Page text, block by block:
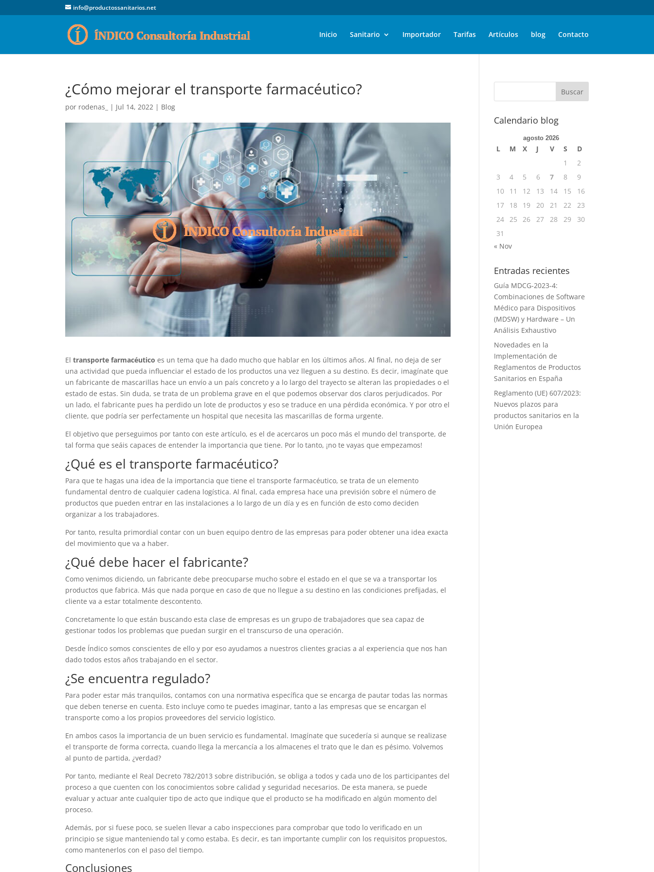
info@productossanitarios.net
Inicio Sanitario Importador Tarifas Artículos blog Contacto
¿Cómo mejorar el transporte farmacéutico?
por rodenas_ | Jul 14, 2022 | Blog
El transporte farmacéutico es un tema que ha dado mucho que hablar en los últimos años. Al final, no deja de ser
una actividad que pueda influenciar el estado de los productos una vez lleguen a su destino. Es decir, imagínate que
un fabricante de mascarillas hace un envío a un país concreto y a lo largo del trayecto se alteran las propiedades o el
estado de estas. Sin duda, se trata de un problema grave en el que podemos observar dos claros perjudicados. Por
un lado, el fabricante pues ha perdido un lote de productos y eso se traduce en una pérdida económica. Y por otro el
cliente, que podría ser perfectamente un hospital que necesita las mascarillas de forma urgente.
El objetivo que perseguimos por tanto con este artículo, es el de acercaros un poco más el mundo del transporte, de
tal forma que seáis capaces de entender la importancia que tiene. Por lo tanto, ¡no te vayas que empezamos!
¿Qué es el transporte farmacéutico?
Para que te hagas una idea de la importancia que tiene el transporte farmacéutico, se trata de un elemento
fundamental dentro de cualquier cadena logística. Al final, cada empresa hace una previsión sobre el número de
productos que pueden entrar en las instalaciones a lo largo de un día y es en función de esto como deciden
organizar a los trabajadores.
Por tanto, resulta primordial contar con un buen equipo dentro de las empresas para poder obtener una idea exacta
del movimiento que va a haber.
¿Qué debe hacer el fabricante?
Como venimos diciendo, un fabricante debe preocuparse mucho sobre el estado en el que se va a transportar los
productos que fabrica. Más que nada porque en caso de que no llegue a su destino en las condiciones prefijadas, el
cliente va a estar totalmente descontento.
Concretamente lo que están buscando esta clase de empresas es un grupo de trabajadores que sea capaz de
gestionar todos los problemas que puedan surgir en el transcurso de una operación.
Desde Índico somos conscientes de ello y por eso ayudamos a nuestros clientes gracias a al experiencia que nos han
dado todos estos años trabajando en el sector.
¿Se encuentra regulado?
Para poder estar más tranquilos, contamos con una normativa específica que se encarga de pautar todas las normas
que deben tenerse en cuenta. Esto incluye como te puedes imaginar, tanto a las empresas que se encargan el
transporte como a los propios proveedores del servicio logístico.
En ambos casos la importancia de un buen servicio es fundamental. Imagínate que sucedería si aunque se realizase
el transporte de forma correcta, cuando llega la mercancía a los almacenes el trato que le dan es pésimo. Volvemos
al punto de partida, ¿verdad?
Por tanto, mediante el Real Decreto 782/2013 sobre distribución, se obliga a todos y cada uno de los participantes del
proceso a que cuenten con los conocimientos sobre calidad y seguridad necesarios. De esta manera, se puede
evaluar y actuar ante cualquier tipo de acto que indique que el producto se ha modificado en algún momento del
proceso.
Además, por si fuese poco, se suelen llevar a cabo inspecciones para comprobar que todo lo verificado en un
principio se sigue manteniendo tal y como estaba. Es decir, es tan importante cumplir con los requisitos propuestos,
como mantenerlos con el paso del tiempo.
Conclusiones
Calendario blog
agosto 2026
L M X J V S
D
1
2
3
4 5 6 7 8
9
10
11 12 13 14 15
16
17
18 19 20 21 22
23
24 25 26 27 28 29
30
31
« Nov
Entradas recientes
Guía MDCG-2023-4:
Combinaciones de Software
Médico para Dispositivos
(MDSW) y Hardware – Un
Análisis Exhaustivo
Novedades en la
Implementación de
Reglamentos de Productos
Sanitarios en España
Reglamento (UE) 607/2023:
Nuevos plazos para
productos sanitarios en la
Unión Europea